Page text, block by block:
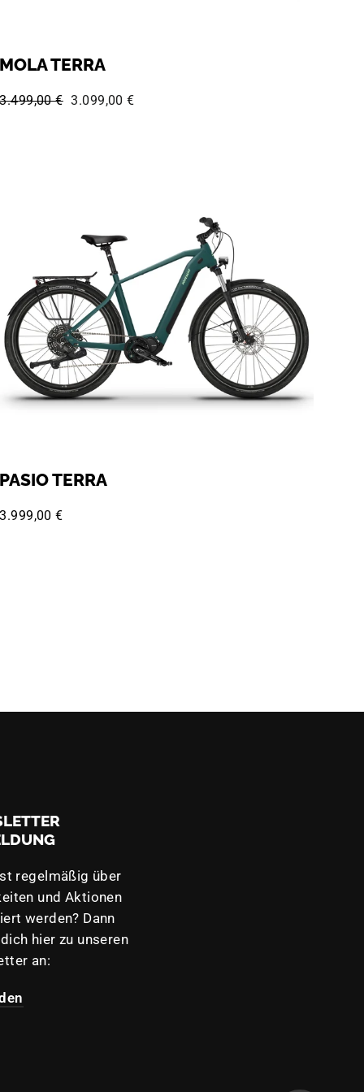
MOLA TERRA
Normaler Preis:
3.499,00 € Sonderpreis:
3.099,00 €
PASIO TERRA
3.999,00 €
regelmäßig über
und Aktionen
werden? Dann
hier zu unseren
an: